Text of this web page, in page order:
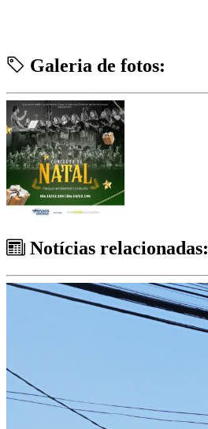
Galeria de fotos:
Notícias relacionadas: